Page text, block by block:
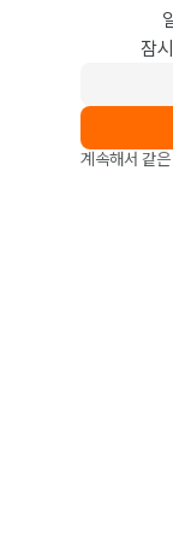
잠
계속해서 같